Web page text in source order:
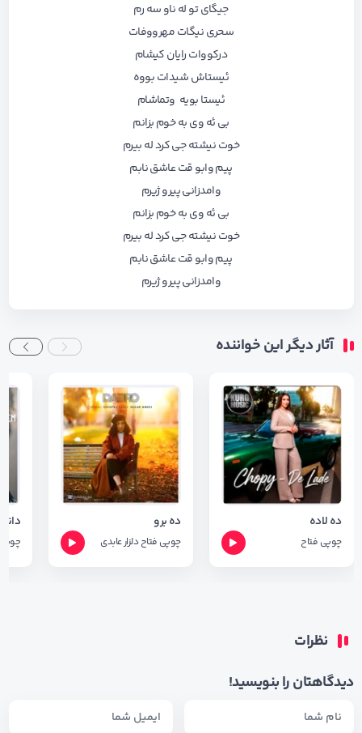
جیگای تو له ناو سه رم
سحری نیگات مهرووفات
درکووات رایان کیشام
ئیستاش شیدات بووه
ئیستا بویه وتماشام
بی ئه وی به خوم بزانم
خوت نیشته جی کرد له بیرم
پیم وابو قت عاشق نابم
وامدزانی پیرو ژیرم
بی ئه وی به خوم بزانم
خوت نیشته جی کرد له بیرم
پیم وابو قت عاشق نابم
وامدزانی پیرو ژیرم
آثار دیگر این خواننده
ده لاده
چوپی فتاح
ده برو
چوپی فتاحدلزار عابدی
نظرات
دیدگاهتان را بنویسید!